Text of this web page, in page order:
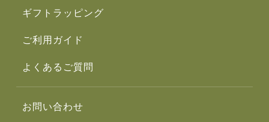
ギフトラッピング
ご利用ガイド
よくあるご質問
お問い合わせ